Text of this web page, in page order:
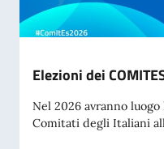
Elezioni dei
Nel 2026 avranno
Comitati degli Italiani